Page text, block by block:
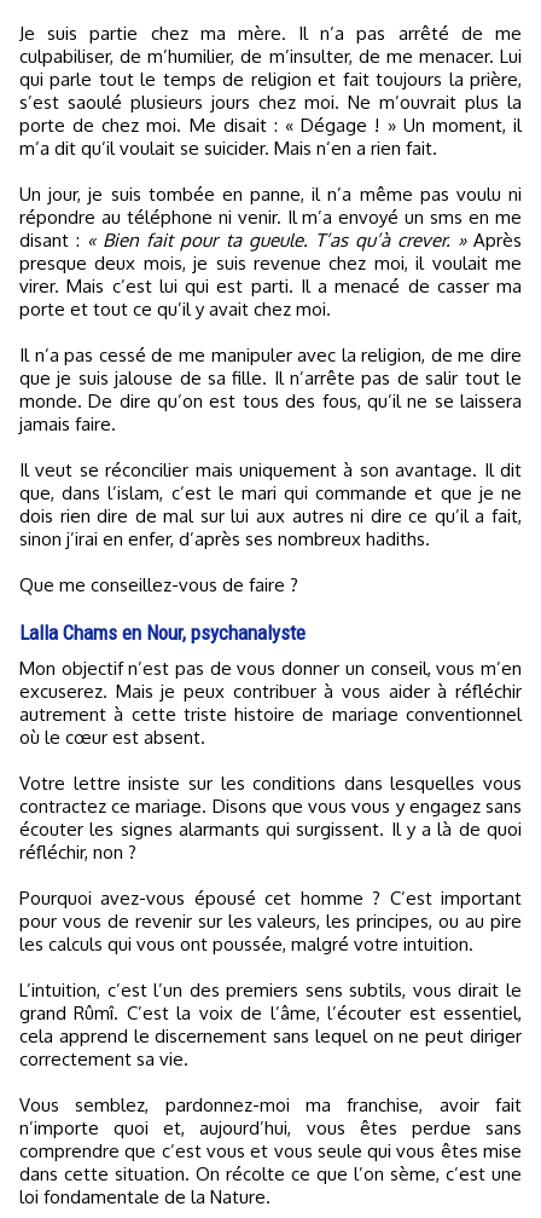
Je suis partie chez ma mère. Il n’a pas arrêté de me
culpabiliser, de m’humilier, de m’insulter, de me menacer. Lui
qui parle tout le temps de religion et fait toujours la prière,
s’est saoulé plusieurs jours chez moi. Ne m’ouvrait plus la
porte de chez moi. Me disait : « Dégage ! » Un moment, il
m’a dit qu’il voulait se suicider. Mais n’en a rien fait.
Un jour, je suis tombée en panne, il n’a même pas voulu ni
répondre au téléphone ni venir. Il m’a envoyé un sms en me
disant : « Bien fait pour ta gueule. T’as qu’à crever. »Après
presque deux mois, je suis revenue chez moi, il voulait me
virer. Mais c’est lui qui est parti. Il a menacé de casser ma
porte et tout ce qu’il y avait chez moi.
Il n’a pas cessé de me manipuler avec la religion, de me dire
que je suis jalouse de sa fille. Il n’arrête pas de salir tout le
monde. De dire qu’on est tous des fous, qu’il ne se laissera
jamais faire.
Il veut se réconcilier mais uniquement à son avantage. Il dit
que, dans l’islam, c’est le mari qui commande et que je ne
dois rien dire de mal sur lui aux autres ni dire ce qu’il a fait,
sinon j’irai en enfer, d’après ses nombreux hadiths.
Que me conseillez-vous de faire ?
Lalla Chams en Nour, psychanalyste
Mon objectif n’est pas de vous donner un conseil, vous m’en
excuserez. Mais je peux contribuer à vous aider à réfléchir
autrement à cette triste histoire de mariage conventionnel
où le cœur est absent.
Votre lettre insiste sur les conditions dans lesquelles vous
contractez ce mariage. Disons que vous vous y engagez sans
écouter les signes alarmants qui surgissent. Il y a là de quoi
réfléchir, non ?
Pourquoi avez-vous épousé cet homme ? C’est important
pour vous de revenir sur les valeurs, les principes, ou au pire
les calculs qui vous ont poussée, malgré votre intuition.
L’intuition, c’est l’un des premiers sens subtils, vous dirait le
grand Rûmî. C’est la voix de l’âme, l’écouter est essentiel,
cela apprend le discernement sans lequel on ne peut diriger
correctement sa vie.
Vous semblez, pardonnez-moi ma franchise, avoir fait
n’importe quoi et, aujourd’hui, vous êtes perdue sans
comprendre que c’est vous et vous seule qui vous êtes mise
dans cette situation. On récolte ce que l’on sème, c’est une
loi fondamentale de la Nature.